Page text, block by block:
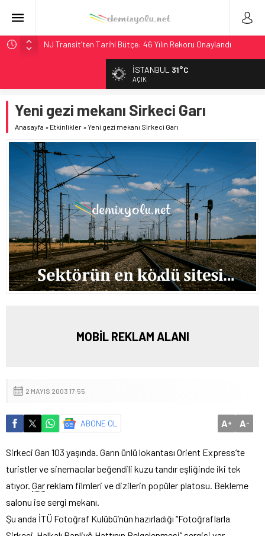
NJ Transit’ten Tarihi Bütçe: 46 Yılın Rekoru Onaylandı
Rocky Mountain, Güneş Enerjili Tesisten İlk Rayı Sevk Etti
AAR, MIT ve Berkeley Dahil 4 Üniversiteyle Araştırma
Konsorsiyumu Başlattı
Long Beach Limanı’na 58 Milyon Dolarlık Yeşil Yatırım Ödülü
Chicago’da Metra Polisi BVLOS Drone’larla Müdahale
İSTANBUL 31°C
AÇIK
Yeni gezi mekanı Sirkeci Garı
Anasayfa » Etkinlikler »Yeni gezi mekanı Sirkeci Garı
MOBİL REKLAM ALANI
2 MAYIS 2003 17:55
ABONE OL A+ A-
Sirkeci Garı 103 yaşında. Garın ünlü lokantası Orient Express’te
turistler ve sinemacılar beğendili kuzu tandır eşliğinde iki tek
atıyor. Garreklam filmleri ve dizilerin popüler platosu. Bekleme
salonu ise sergi mekanı.
Şu anda İTÜ Fotoğraf Kulübü’nün hazırladığı ‘‘Fotoğraflarla